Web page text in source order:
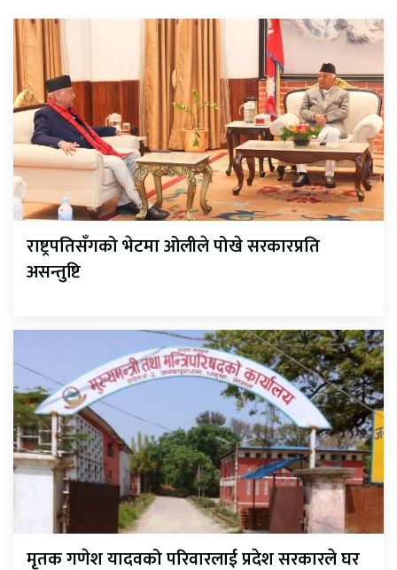
राष्ट्रपतिसँगको भेटमा ओलीले पोखे सरकारप्रति
असन्तुष्टि
मृतक गणेश यादवको परिवारलाई प्रदेश सरकारले घर